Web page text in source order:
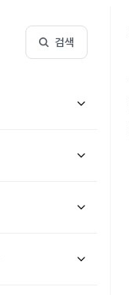
검색